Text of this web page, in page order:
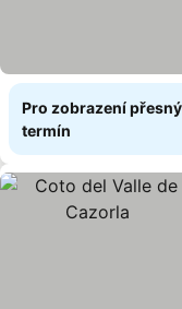
Pro zobrazení
termín